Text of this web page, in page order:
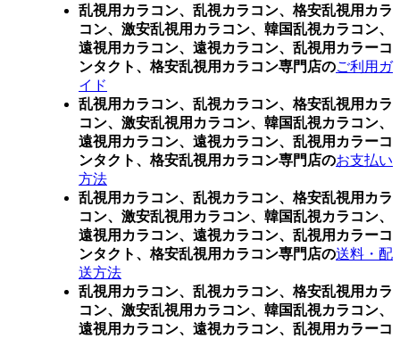
乱視用カラコン、乱視カラコン、格安乱視用カラ
コン、激安乱視用カラコン、韓国乱視カラコン、
遠視用カラコン、遠視カラコン、乱視用カラーコ
ンタクト、格安乱視用カラコン専門店のご利用ガ
イド
乱視用カラコン、乱視カラコン、格安乱視用カラ
コン、激安乱視用カラコン、韓国乱視カラコン、
遠視用カラコン、遠視カラコン、乱視用カラーコ
ンタクト、格安乱視用カラコン専門店のお支払い
方法
乱視用カラコン、乱視カラコン、格安乱視用カラ
コン、激安乱視用カラコン、韓国乱視カラコン、
遠視用カラコン、遠視カラコン、乱視用カラーコ
ンタクト、格安乱視用カラコン専門店の送料・配
送方法
乱視用カラコン、乱視カラコン、格安乱視用カラ
コン、激安乱視用カラコン、韓国乱視カラコン、
遠視用カラコン、遠視カラコン、乱視用カラーコ